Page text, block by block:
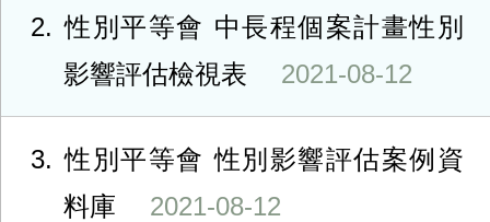
2
性別平等會 中長程個案計畫性別
影響評估檢視表
2021-08-12
3
性別平等會 性別影響評估案例資
料庫
2021-08-12